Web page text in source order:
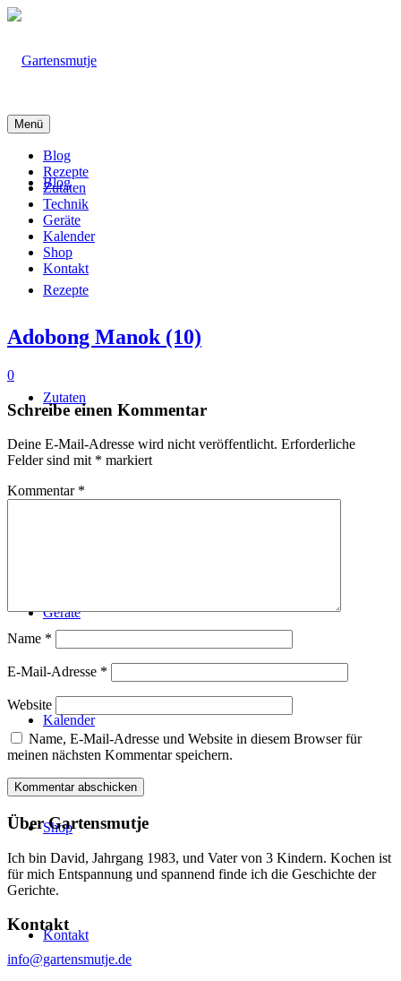
Blog
Rezepte
Zutaten
Technik
Geräte
Kalender
Shop
Kontakt
Menü
Blog
Rezepte
Zutaten
Technik
Geräte
Kalender
Shop
Kontakt
Adobong Manok (10)
0
Schreibe einen Kommentar
Deine E-Mail-Adresse wird nicht veröffentlicht. Erforderliche
Felder sind mit * markiert
Kommentar *
Name *
E-Mail-Adresse *
Website
Name, E-Mail-Adresse und Website in diesem Browser für
meinen nächsten Kommentar speichern.
Über Gartensmutje
Ich bin David, Jahrgang 1983, und Vater von 3 Kindern. Kochen ist
für mich Entspannung und spannend finde ich die Geschichte der
Gerichte.
Kontakt
info@gartensmutje.de